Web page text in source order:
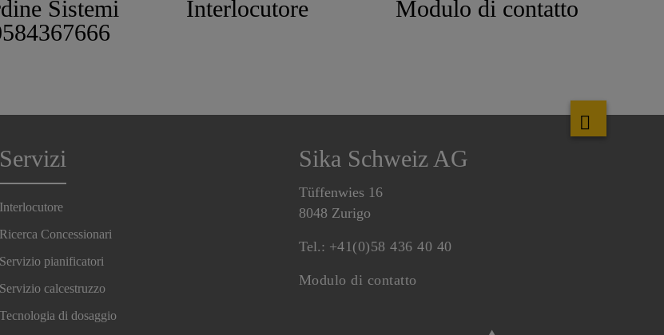
Sistemi
Interlocutore Modulo di contatto
Servizi
Interlocutore
Ricerca Concessionari
Servizio pianificatori
Servizio calcestruzzo
Tecnologia di dosaggio
Sika Schweiz AG
Tüffenwies 16
8048 Zurigo
Tel.: +41(0)58 436 40 40
Modulo di contatto